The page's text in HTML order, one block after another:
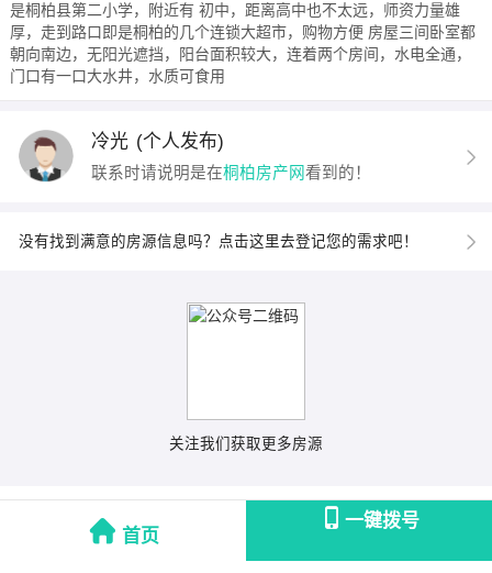
首页
一键拨号
是桐柏县第二小学，附近有 初中，距离高中也不太远，师资力量雄
厚，走到路口即是桐柏的几个连锁大超市，购物方便 房屋三间卧室都
朝向南边，无阳光遮挡，阳台面积较大，连着两个房间，水电全通，
门口有一口大水井，水质可食用
冷光 (个人发布)
联系时请说明是在桐柏房产网看到的！
没有找到满意的房源信息吗？点击这里去登记您的需求吧！
关注我们获取更多房源